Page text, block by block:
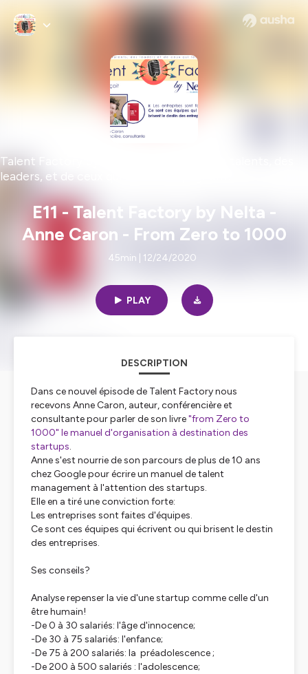
Talent Factory by Nelta - Le podcast des talents, des
leaders, et de ceux qui les accompagnent.
E11 - Talent Factory by Nelta -
Anne Caron - From Zero to 1000
45min | 12/24/2020
PLAY
DESCRIPTION
Dans ce nouvel épisode de Talent Factory nous
recevons Anne Caron, auteur, conférencière et
consultante pour parler de son livre"from Zero to
1000" le manuel d'organisation à destination des
startups.
Anne s'est nourrie de son parcours de plus de 10 ans
chez Google pour écrire un manuel de talent
management à l'attention des startups.
Elle en a tiré une conviction forte:
Les entreprises sont faites d'équipes.
Ce sont ces équipes qui écrivent ou qui brisent le destin
des entreprises.
Ses conseils?
Analyse repenser la vie d'une startup comme celle d'un
être humain!
-De 0 à 30 salariés: l'âge d'innocence;
-De 30 à 75 salariés: l'enfance;
-De 75 à 200 salariés: la préadolescence ;
-De 200 à 500 salariés : l'adolescence;